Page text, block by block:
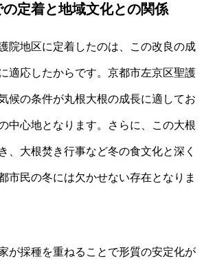
定着と地域文化との関係
院地区に定着したのは、この改良の成
適応したからです。京都市左京区聖護
候の条件が丸根大根の成長に適してお
中心地となります。さらに、この大根
、大根焚き行事など冬の食文化と深く
市民の冬には欠かせない存在となりま
が採種を重ねることで形質の安定化が